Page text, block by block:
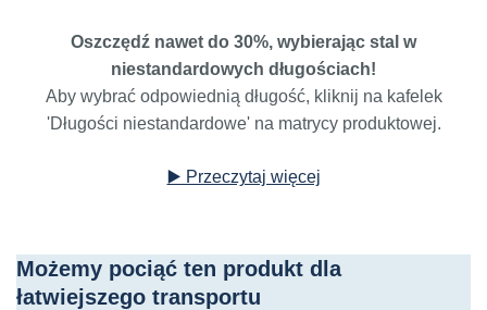
Oszczędź nawet do 30%, wybierając stal w
niestandardowych długościach!
Aby wybrać odpowiednią długość, kliknij na kafelek
'Długości niestandardowe' na matrycy produktowej.
▶️ Przeczytaj więcej
Możemy pociąć ten produkt dla
łatwiejszego transportu